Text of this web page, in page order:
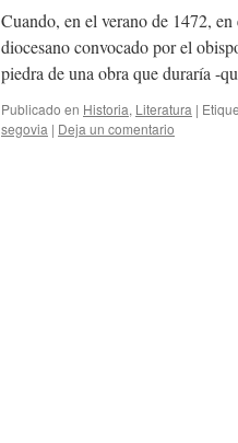
Cuando, en el verano de 1472,
diocesano convocado por el
piedra de una obra que duraría -
Publicado en Historia, Literatura |
segovia | Deja un comentario